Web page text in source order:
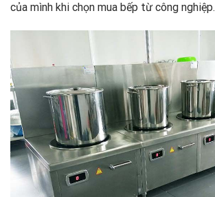
của mình khi chọn mua bếp từ công nghiệp.